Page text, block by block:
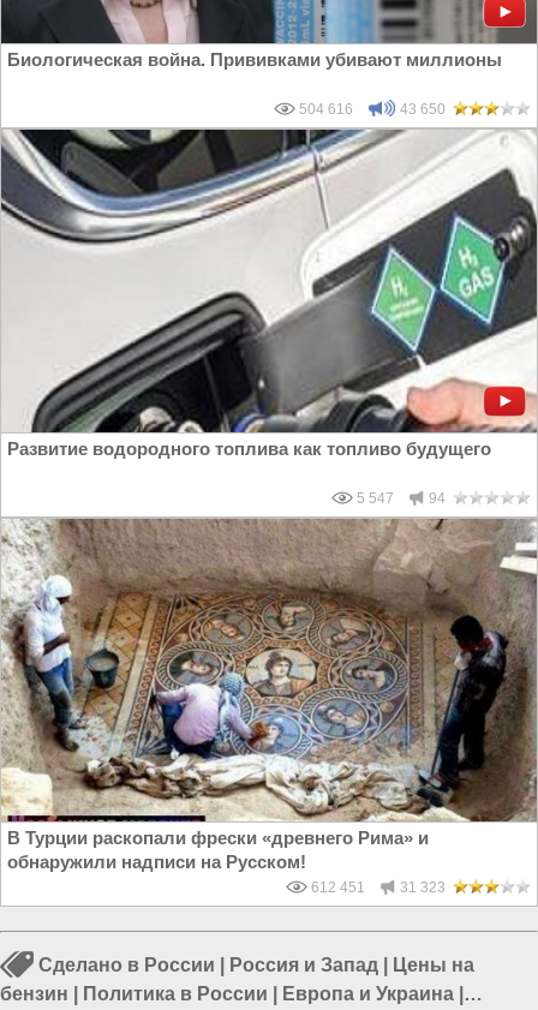
Биологическая война. Прививками убивают миллионы
504 616 43 650
Развитие водородного топлива как топливо будущего
5 547 94
В Турции раскопали фрески «древнего Рима» и
обнаружили надписи на Русском!
612 451 31 323
Сделано в России Россия и Запад
Цены на
бензин
Политика в России Европа и Украина